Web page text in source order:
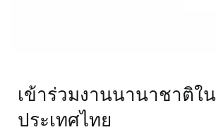
เข้าร่วมงานนานาชาติใน
ประเทศไทย